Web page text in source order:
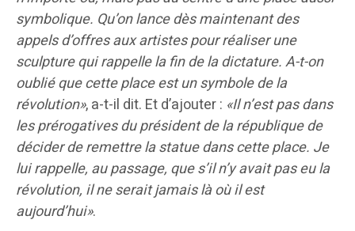
symbolique. Qu’on lance dès maintenant des
appels d’offres aux artistes pour réaliser une
sculpture qui rappelle la fin de la dictature. A-t-on
oublié que cette place est un symbole de la
révolution», a-t-il dit. Et d’ajouter : «Il n’est pas dans
les prérogatives du président de la république de
décider de remettre la statue dans cette place. Je
lui rappelle, au passage, que s’il n’y avait pas eu la
révolution, il ne serait jamais là où il est
aujourd’hui».